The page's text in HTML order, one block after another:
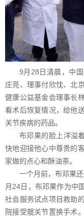
9月28日清晨，中
庄亮、理事付欣忱、北
健康公益基金会理事长
看术后恢复情况，给他
关节疾病的药品。
布邓果的脸上洋溢
快地迎接他心中尊贵的
家做的点心和酥油茶。
一个月前，布邓果
月24日，布邓果作为中
社会服务试点项目救助
院接受髋关节置换手术